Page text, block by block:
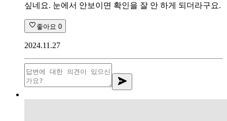
싶네요. 눈에서 안보이면 확인을 잘 안 하게 되더라구요.
좋아요 0
2024.11.27